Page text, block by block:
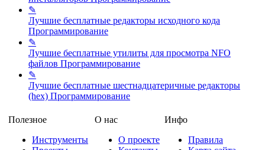
✎
Лучшие бесплатные редакторы исходного кода
Программирование
✎
Лучшие бесплатные утилиты для просмотра NFO
файлов Программирование
✎
Лучшие бесплатные шестнадцатеричные редакторы
(hex) Программирование
Полезное
Инструменты
О нас
О проекте
Инфо
Правила